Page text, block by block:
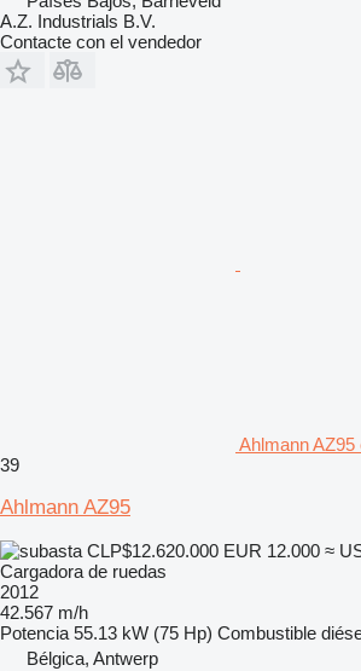
A.Z. Industrials B.V.
Contacte con el vendedor
Ahlmann AZ95
39
Ahlmann AZ95
CLP$12.620.000 EUR 12.000 ≈
Cargadora de ruedas
2012
42.567 m/h
Potencia 55.13 kW (75 Hp) Combustible
Bélgica, Antwerp